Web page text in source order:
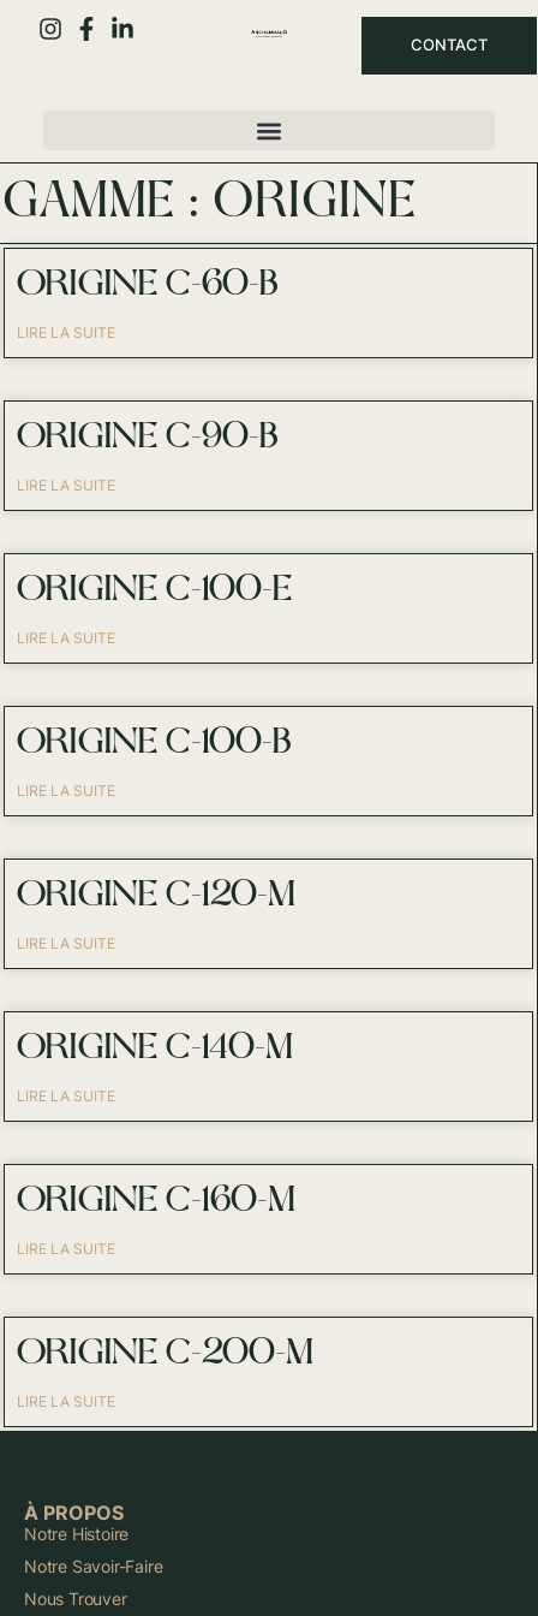
CONTACT
GAMME : ORIGINE
ORIGINE C-60-B
LIRE LA SUITE
ORIGINE C-90-B
LIRE LA SUITE
ORIGINE C-100-E
LIRE LA SUITE
ORIGINE C-100-B
LIRE LA SUITE
ORIGINE C-120-M
LIRE LA SUITE
ORIGINE C-140-M
LIRE LA SUITE
ORIGINE C-160-M
LIRE LA SUITE
ORIGINE C-200-M
LIRE LA SUITE
À PROPOS
Notre Histoire
Notre Savoir-Faire
Nous Trouver